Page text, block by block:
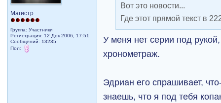
Магистр
Группа: Участники
Регистрация: 12 Дек 2006, 17:51
Сообщений: 13235
Пол:
Вот это новости...
Где этот прямой текст в
У меня нет серии под
хронометраж.
Эдриан его спрашивает,
знаешь, что я под тебя